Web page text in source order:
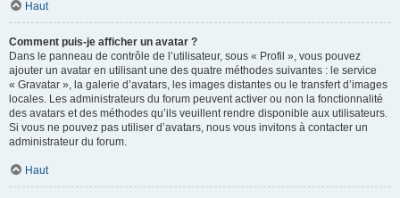
Haut
Comment puis-je afficher un avatar ?
Dans le panneau de contrôle de l’utilisateur, sous « Profil », vous pouvez
ajouter un avatar en utilisant une des quatre méthodes suivantes : le service
« Gravatar », la galerie d’avatars, les images distantes ou le transfert d’images
locales. Les administrateurs du forum peuvent activer ou non la fonctionnalité
des avatars et des méthodes qu’ils veuillent rendre disponible aux utilisateurs.
Si vous ne pouvez pas utiliser d’avatars, nous vous invitons à contacter un
administrateur du forum.
Haut